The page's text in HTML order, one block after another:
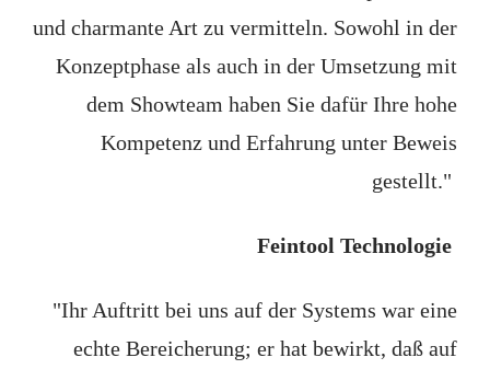
und charmante Art zu vermitteln. Sowohl in der
Konzeptphase als auch in der Umsetzung mit
dem Showteam haben Sie dafür Ihre hohe
Kompetenz und Erfahrung unter Beweis
gestellt."
Feintool Technologie
"Ihr Auftritt bei uns auf der Systems war eine
echte Bereicherung; er hat bewirkt, daß auf